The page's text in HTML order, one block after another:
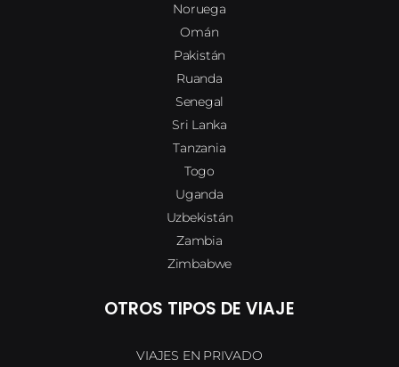
Noruega
Omán
Pakistán
Ruanda
Senegal
Sri Lanka
Tanzania
Togo
Uganda
Uzbekistán
Zambia
Zimbabwe
OTROS TIPOS DE VIAJE
VIAJES EN PRIVADO